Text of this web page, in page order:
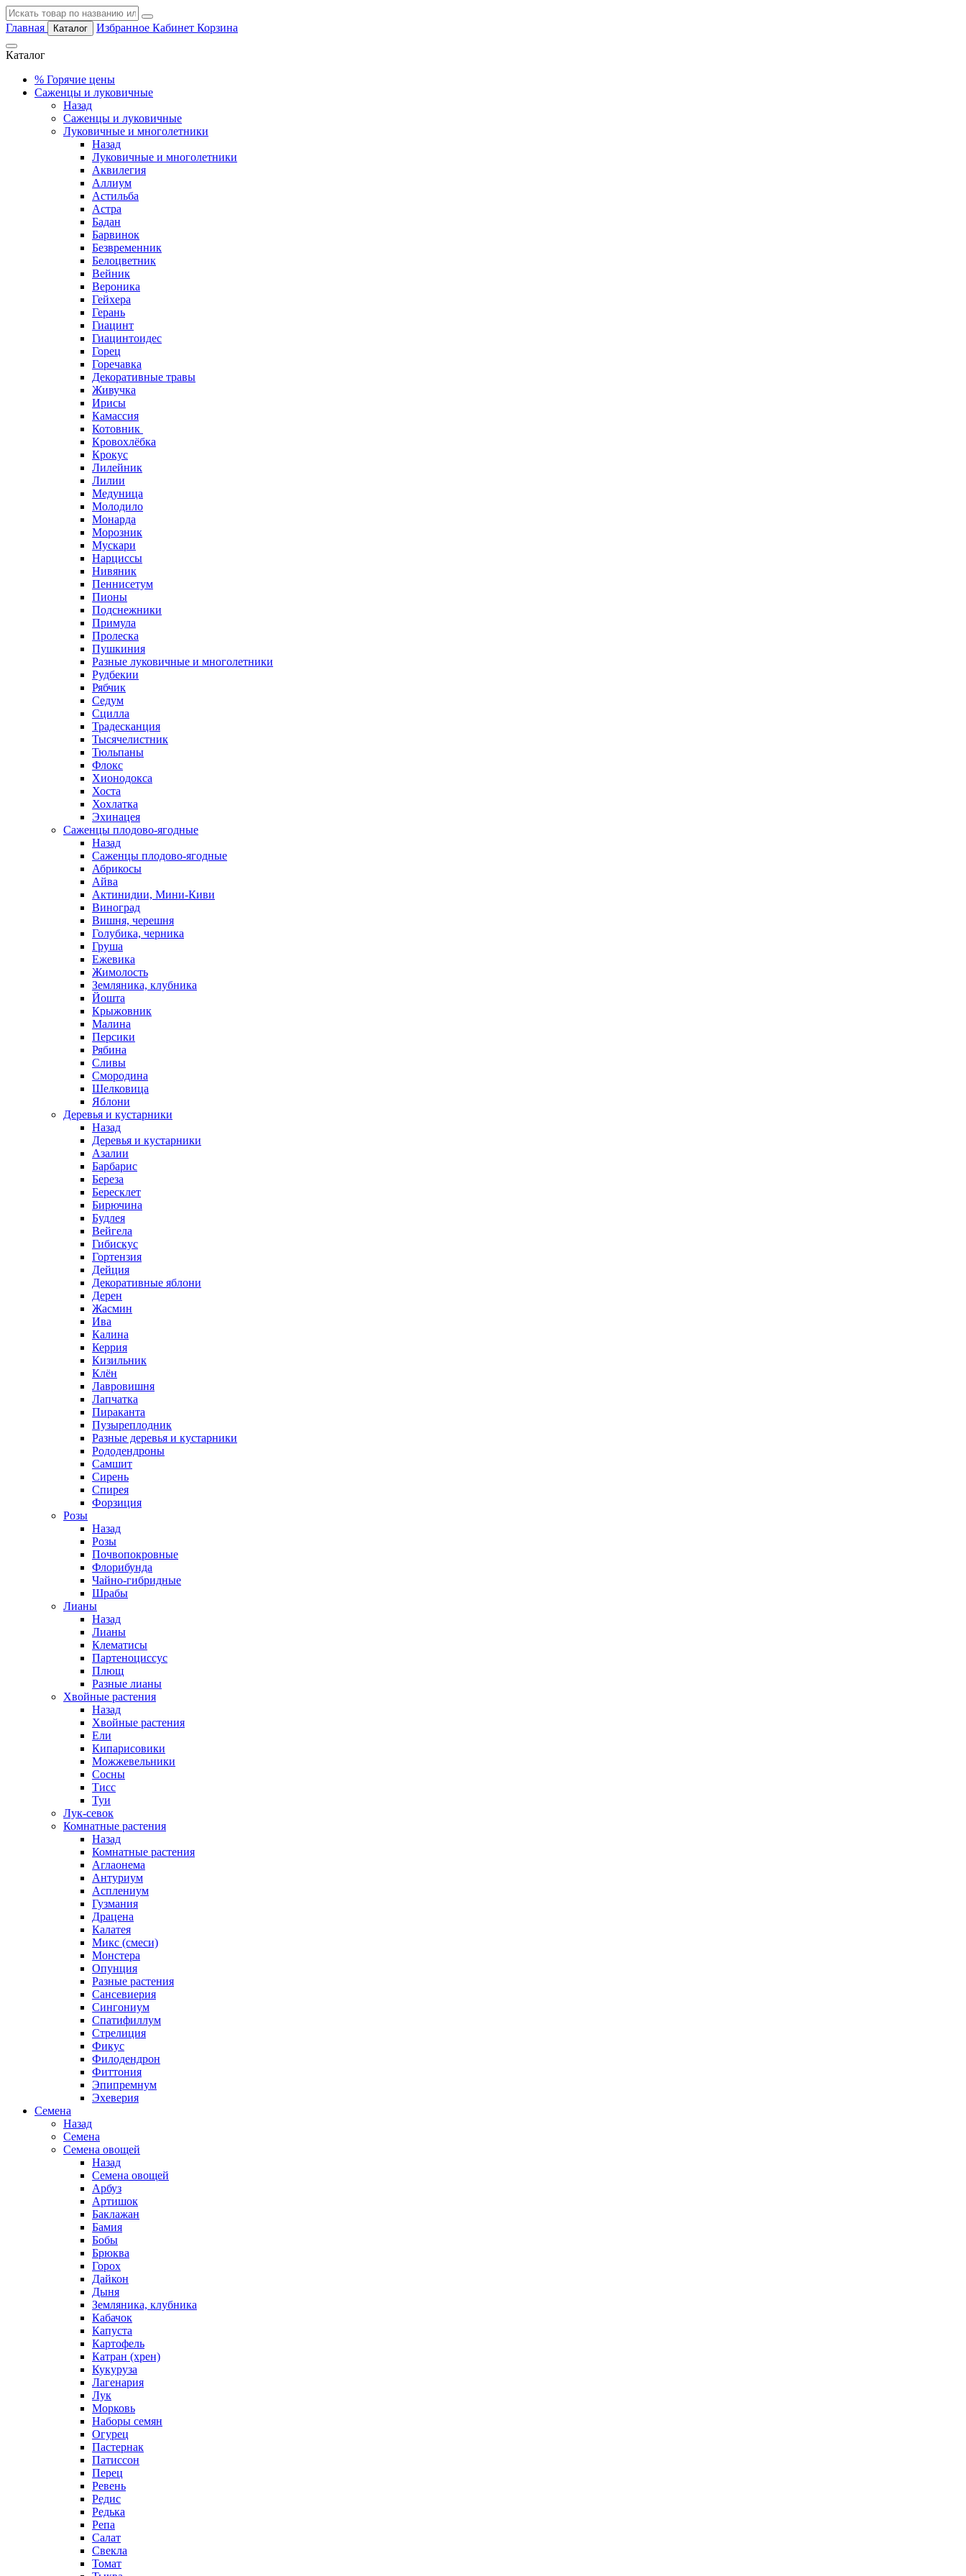
Главная Каталог Избранное Кабинет Корзина
Каталог
% Горячие цены
Саженцы и луковичные
Назад
Саженцы и луковичные
Луковичные и многолетники
Назад
Луковичные и многолетники
Аквилегия
Аллиум
Астильба
Астра
Бадан
Барвинок
Безвременник
Белоцветник
Вейник
Вероника
Гейхера
Герань
Гиацинт
Гиацинтоидес
Горец
Горечавка
Декоративные травы
Живучка
Ирисы
Камассия
Котовник
Кровохлёбка
Крокус
Лилейник
Лилии
Медуница
Молодило
Монарда
Морозник
Мускари
Нарциссы
Нивяник
Пеннисетум
Пионы
Подснежники
Примула
Пролеска
Пушкиния
Разные луковичные и многолетники
Рудбекии
Рябчик
Седум
Сцилла
Традесканция
Тысячелистник
Тюльпаны
Флокс
Хионодокса
Хоста
Хохлатка
Эхинацея
Саженцы плодово-ягодные
Назад
Саженцы плодово-ягодные
Абрикосы
Айва
Актинидии, Мини-Киви
Виноград
Вишня, черешня
Голубика, черника
Груша
Ежевика
Жимолость
Земляника, клубника
Йошта
Крыжовник
Малина
Персики
Рябина
Сливы
Смородина
Шелковица
Яблони
Деревья и кустарники
Назад
Деревья и кустарники
Азалии
Барбарис
Береза
Бересклет
Бирючина
Будлея
Вейгела
Гибискус
Гортензия
Дейция
Декоративные яблони
Дерен
Жасмин
Ива
Калина
Керрия
Кизильник
Клён
Лавровишня
Лапчатка
Пираканта
Пузыреплодник
Разные деревья и кустарники
Рододендроны
Самшит
Сирень
Спирея
Форзиция
Розы
Назад
Розы
Почвопокровные
Флорибунда
Чайно-гибридные
Шрабы
Лианы
Назад
Лианы
Клематисы
Партеноциссус
Плющ
Разные лианы
Хвойные растения
Назад
Хвойные растения
Ели
Кипарисовики
Можжевельники
Сосны
Тисс
Туи
Лук-севок
Комнатные растения
Назад
Комнатные растения
Аглаонема
Антуриум
Асплениум
Гузмания
Драцена
Калатея
Микс (смеси)
Монстера
Опунция
Разные растения
Сансевиерия
Сингониум
Спатифиллум
Стрелиция
Фикус
Филодендрон
Фиттония
Эпипремнум
Эхеверия
Семена
Назад
Семена
Семена овощей
Назад
Семена овощей
Арбуз
Артишок
Баклажан
Бамия
Бобы
Брюква
Горох
Дайкон
Дыня
Земляника, клубника
Кабачок
Капуста
Картофель
Катран (хрен)
Кукуруза
Лагенария
Лук
Морковь
Наборы семян
Огурец
Пастернак
Патиссон
Перец
Ревень
Редис
Редька
Репа
Салат
Свекла
Томат